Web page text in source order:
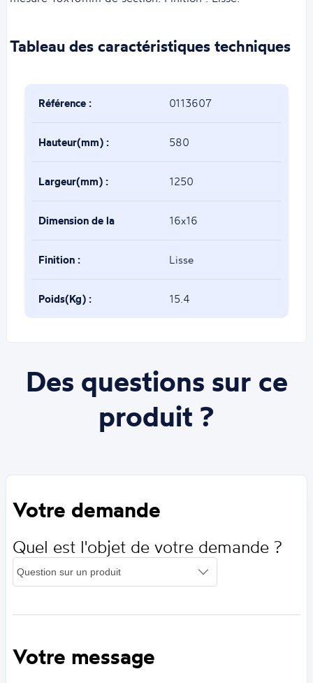
Tableau des caractéristiques techniques
Référence : 0113607
Hauteur(mm) : 580
Largeur(mm) : 1250
Dimension de la
base(mm) :
16x16
Finition : Lisse
Poids(Kg) : 15.4
Des questions sur ce
produit ?
Votre demande
Quel est l'objet de votre demande ?
Votre message